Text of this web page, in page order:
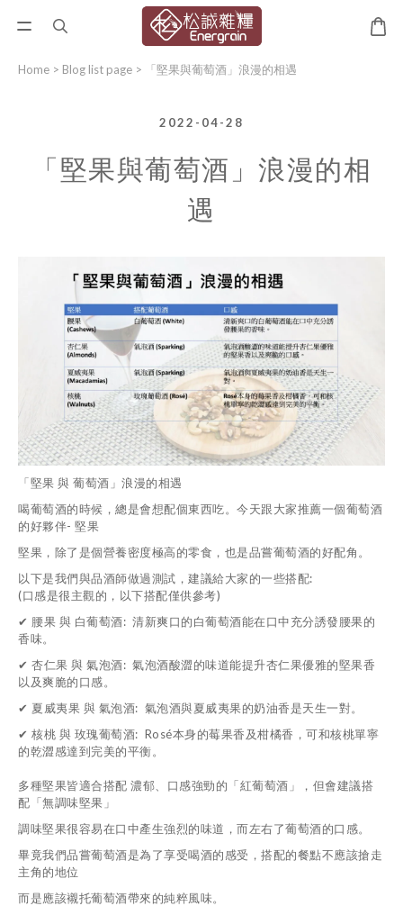
Home > Blog list page > 「堅果與葡萄酒」浪漫的相遇
2022-04-28
「堅果與葡萄酒」浪漫的相
遇
「堅果 與 葡萄酒」浪漫的相遇
喝葡萄酒的時候，總是會想配個東西吃。今天跟大家推薦一個葡萄酒
的好夥伴- 堅果
堅果，除了是個營養密度極高的零食，也是品嘗葡萄酒的好配角。
以下是我們與品酒師做過測試，建議給大家的一些搭配:
(口感是很主觀的，以下搭配僅供參考)
✔ 腰果 與 白葡萄酒: 清新爽口的白葡萄酒能在口中充分誘發腰果的
香味。
✔ 杏仁果 與 氣泡酒: 氣泡酒酸澀的味道能提升杏仁果優雅的堅果香
以及爽脆的口感。
✔ 夏威夷果 與 氣泡酒: 氣泡酒與夏威夷果的奶油香是天生一對。
✔ 核桃 與 玫瑰葡萄酒: Rosé本身的莓果香及柑橘香，可和核桃單寧
的乾澀感達到完美的平衡。
多種堅果皆適合搭配 濃郁、口感強勁的「紅葡萄酒」，但會建議搭
配「無調味堅果」
調味堅果很容易在口中產生強烈的味道，而左右了葡萄酒的口感。
畢竟我們品嘗葡萄酒是為了享受喝酒的感受，搭配的餐點不應該搶走
主角的地位
而是應該襯托葡萄酒帶來的純粹風味。